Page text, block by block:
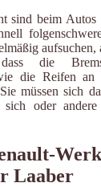
sind beim
aufsuchen,
die
die Reifen
müssen sich
oder andere
Laaber